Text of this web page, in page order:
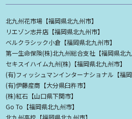
北九州花市場【福岡県北九州市】
リエゾン志井店【福岡県北九州市】
ベルクラシック小倉【福岡県北九州市】
セキスイハイム九州(株)【福岡県北九州市】
(有)伊藤産商【大分県臼杵市】
(株)紅石【山口県下関市】
Go To【福岡県北九州市】
北九州高校【福岡県北九州市】